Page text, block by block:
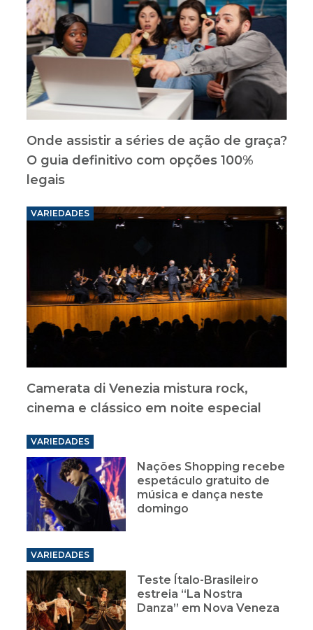
Onde assistir a séries de ação de graça?
O guia definitivo com opções 100%
legais
VARIEDADES
Camerata di Venezia mistura rock,
cinema e clássico em noite especial
VARIEDADES
Nações Shopping recebe
espetáculo gratuito de
música e dança neste
domingo
VARIEDADES
Teste Ítalo-Brasileiro
estreia “La Nostra
Danza” em Nova Veneza